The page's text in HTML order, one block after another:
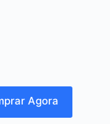
Agora